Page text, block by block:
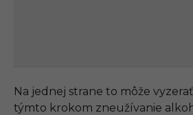
Na jednej strane to môže
týmto krokom zneužívanie